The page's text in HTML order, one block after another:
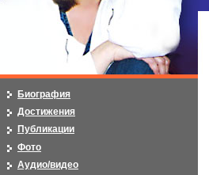
Биография
Достижения
Публикации
Фото
Аудио/видео